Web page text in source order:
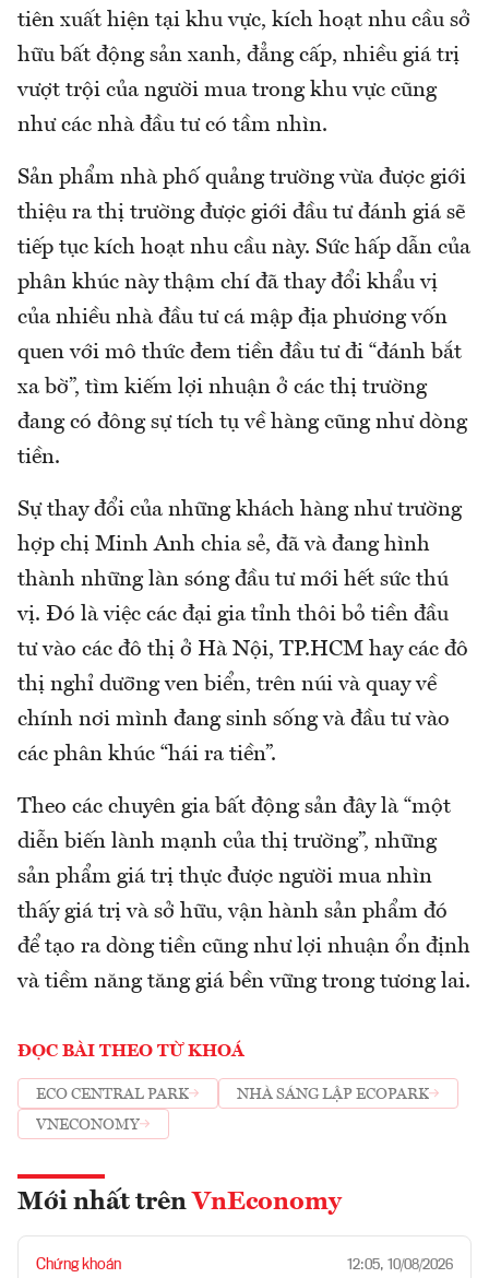
tiên xuất hiện tại khu vực, kích hoạt nhu cầu sở
hữu bất động sản xanh, đẳng cấp, nhiều giá trị
vượt trội của người mua trong khu vực cũng
như các nhà đầu tư có tầm nhìn.
Sản phẩm nhà phố quảng trường vừa được giới
thiệu ra thị trường được giới đầu tư đánh giá sẽ
tiếp tục kích hoạt nhu cầu này. Sức hấp dẫn của
phân khúc này thậm chí đã thay đổi khẩu vị
của nhiều nhà đầu tư cá mập địa phương vốn
quen với mô thức đem tiền đầu tư đi “đánh bắt
xa bờ”, tìm kiếm lợi nhuận ở các thị trường
đang có đông sự tích tụ về hàng cũng như dòng
tiền.
Sự thay đổi của những khách hàng như trường
hợp chị Minh Anh chia sẻ, đã và đang hình
thành những làn sóng đầu tư mới hết sức thú
vị. Đó là việc các đại gia tỉnh thôi bỏ tiền đầu
tư vào các đô thị ở Hà Nội, TP.HCM hay các đô
thị nghỉ dưỡng ven biển, trên núi và quay về
chính nơi mình đang sinh sống và đầu tư vào
các phân khúc “hái ra tiền”.
Theo các chuyên gia bất động sản đây là “một
diễn biến lành mạnh của thị trường”, những
sản phẩm giá trị thực được người mua nhìn
thấy giá trị và sở hữu, vận hành sản phẩm đó
để tạo ra dòng tiền cũng như lợi nhuận ổn định
và tiềm năng tăng giá bền vững trong tương lai.
ĐỌC BÀI THEO TỪ KHOÁ
ECO CENTRAL PARK
NHÀ SÁNG LẬP ECOPARK
VNECONOMY
Mới nhất trên VnEconomy
Chứng khoán 12:05, 10/08/2026